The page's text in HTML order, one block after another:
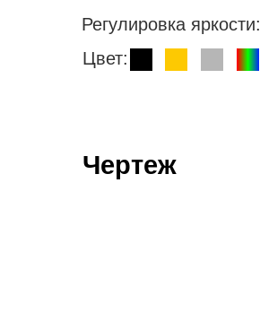
Цвет:
Регулировка яркости:
Чертеж